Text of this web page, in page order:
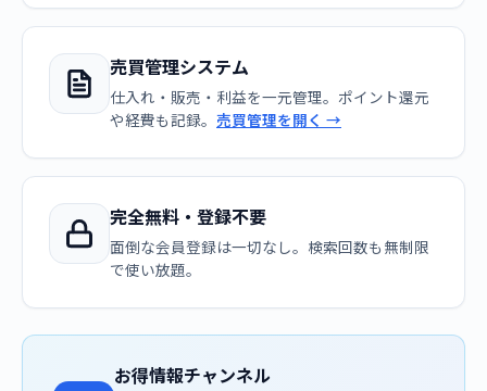
売買管理システム
仕入れ・販売・利益を一元管理。ポイント還元
や経費も記録。 売買管理を開く →
完全無料・登録不要
面倒な会員登録は一切なし。検索回数も無制限
で使い放題。
お得情報チャンネル